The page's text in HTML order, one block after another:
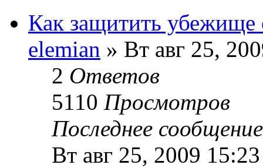
Как защитить убежище
elemian » Вт авг 25,
2 Ответов
5110 Просмотров
Последнее
Вт авг 25, 2009 15:23